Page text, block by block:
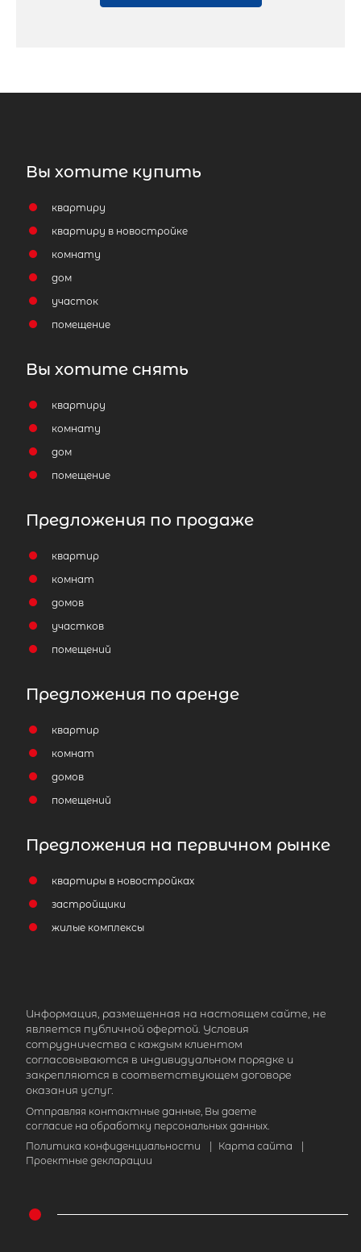
Вы хотите купить
квартиру
квартиру в новостройке
комнату
дом
участок
помещение
Вы хотите снять
квартиру
комнату
дом
помещение
Предложения по продаже
квартир
комнат
домов
участков
помещений
Предложения по аренде
квартир
комнат
домов
помещений
Предложения на первичном рынке
квартиры в новостройках
застройщики
жилые комплексы
Информация, размещенная на настоящем сайте, не
является публичной офертой. Условия
сотрудничества с каждым клиентом
согласовываются в индивидуальном порядке и
закрепляются в соответствующем договоре
оказания услуг.
Отправляя контактные данные, Вы даете
согласие на обработку персональных данных.
Политика конфиденциальности
Карта сайта
Проектные декларации